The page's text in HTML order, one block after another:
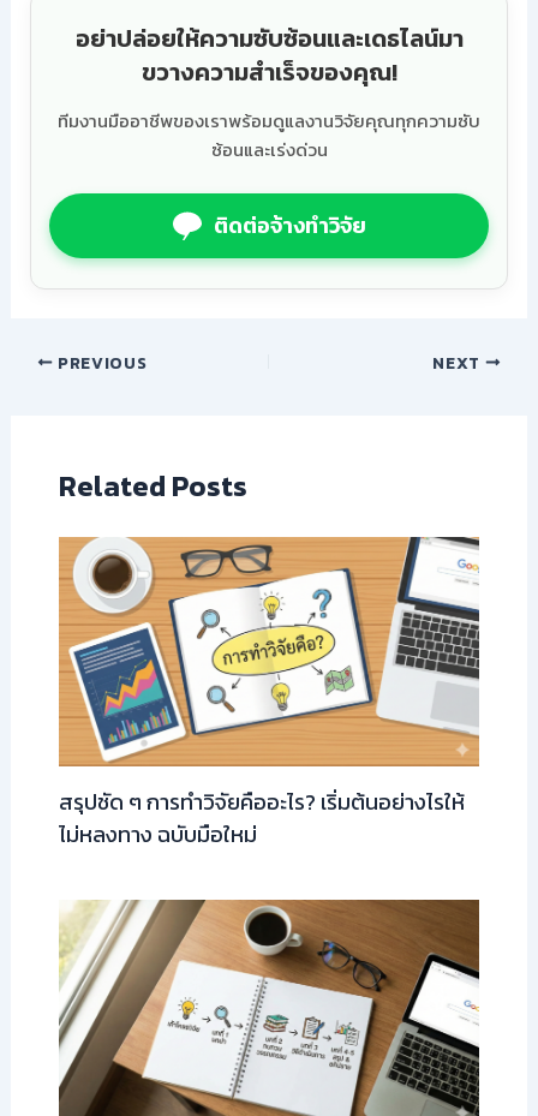
อย่าปล่อยให้ความซับซ้อนและเดธไลน์มา
ขวางความสำเร็จของคุณ!
ทีมงานมืออาชีพของเราพร้อมดูแลงานวิจัยคุณทุกความซับ
ซ้อนและเร่งด่วน
ติดต่อจ้างทำวิจัย
PREVIOUS NEXT
Related Posts
สรุปชัด ๆ การทำวิจัยคืออะไร? เริ่มต้นอย่างไรให้
ไม่หลงทาง ฉบับมือใหม่